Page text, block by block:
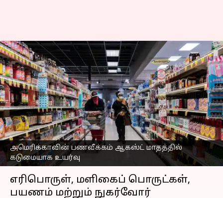
அமெரிக்காவின் பணவீக்கம் ஆகஸ்ட் மாதத்தில்
கடுமையாக உயர்வு
அமெரிக்காவின்
பணவீக்கம் ஆகஸ்ட்
மாதத்தில் கடுமையாக
உயர்வு; வேலையின்மை
விகிதமும் அதிகரிப்பு
எழுதியவர் Sekar Chinnappan Sep 11, 2025 07:31 pm
செய்தி முன்னோட்டம்
எரிபொருள், மளிகைப் பொருட்கள்,
பயணம் மற்றும் நுகர்வோர்